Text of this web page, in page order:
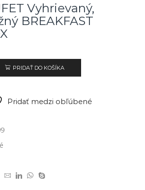
Vyhrievaný,
BREAKFAST
PRIDAŤ DO KOŠÍKA
Pridať medzi obľúbené